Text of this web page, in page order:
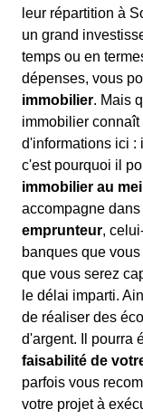
leur répartition à
un grand
temps ou en
dépenses, vous
immobilier. Mais
immobilier
d'informations ici :
c'est pourquoi il
immobilier au
accompagne dans
emprunteur,
banques que
que vous serez
le délai imparti.
de réaliser des
d'argent. Il pourra
faisabilité de
parfois vous
votre projet à